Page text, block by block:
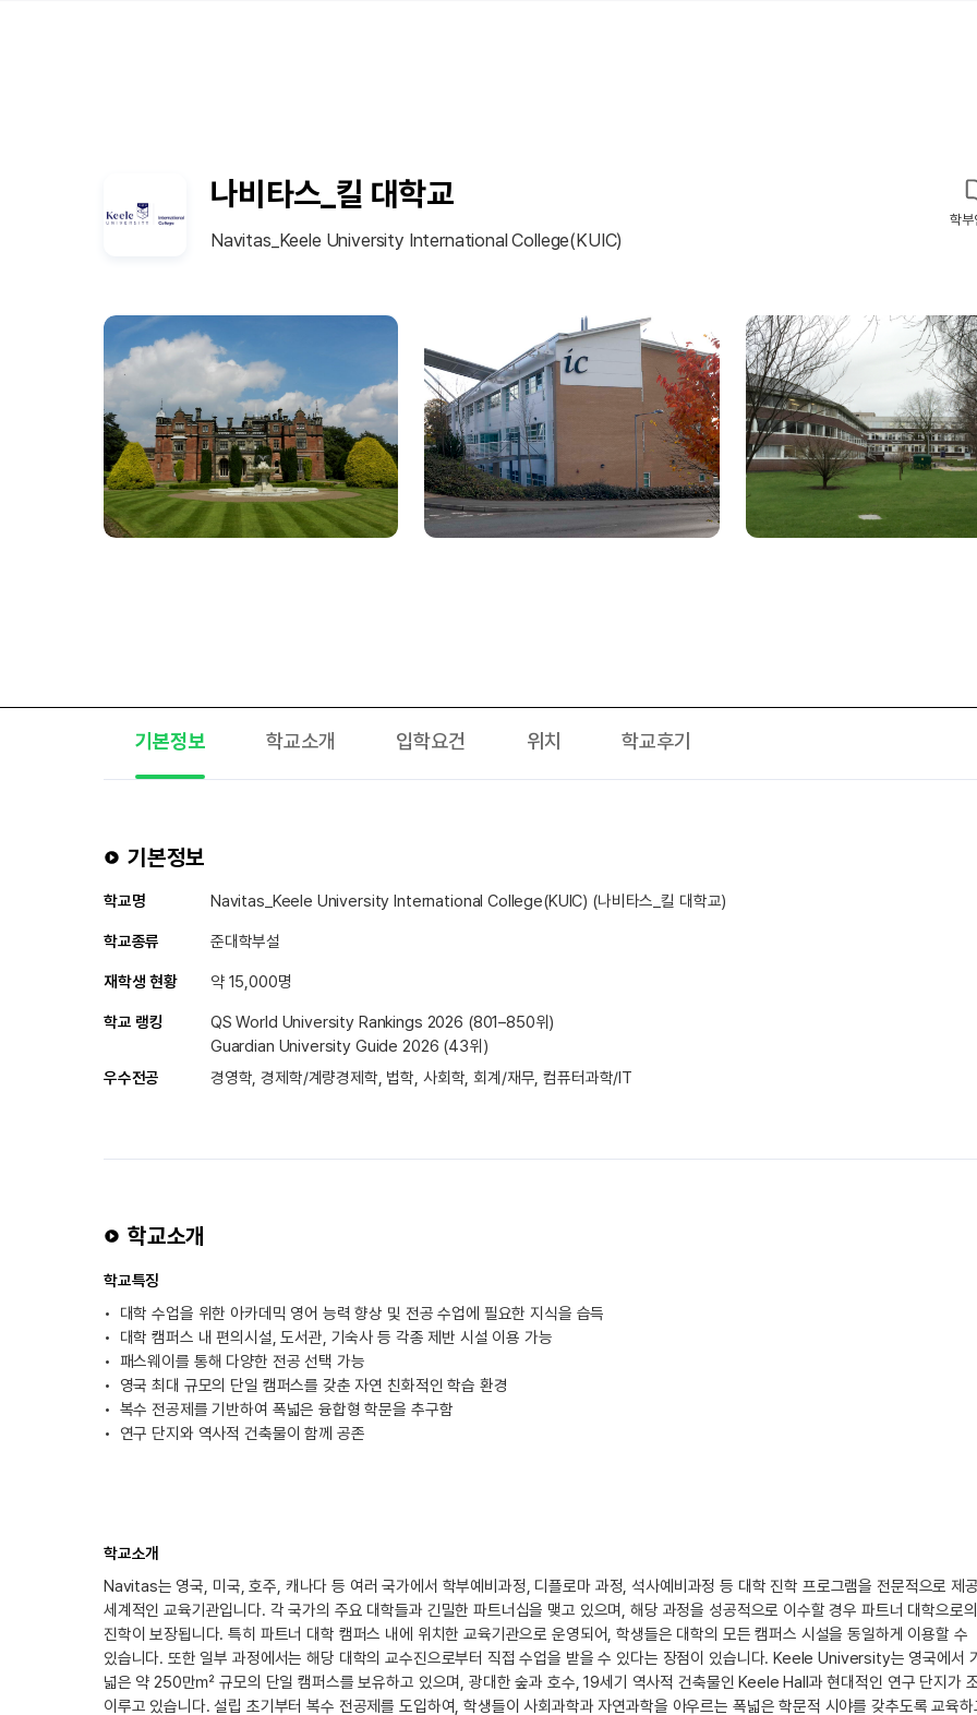
나비타스_킬 대학교
Navitas_Keele University International College(KUIC)
학부
기본정보 학교소개 입학요건 위치 학교후기
기본정보
학교명 Navitas_Keele University International College(KUIC) (나비타스_킬 대학교)
학교종류 준대학부설
재학생 현황 약 15,000명
학교 랭킹
QS World University Rankings 2026 (801–850위)
Guardian University Guide 2026 (43위)
우수전공
경영학, 경제학/계량경제학, 법학, 사회학, 회계/재무, 컴퓨터과학/IT
학교소개
학교특징
대학 수업을 위한 아카데믹 영어 능력 향상 및 전공 수업에 필요한 지식을 습득
대학 캠퍼스 내 편의시설, 도서관, 기숙사 등 각종 제반 시설 이용 가능
패스웨이를 통해 다양한 전공 선택 가능
영국 최대 규모의 단일 캠퍼스를 갖춘 자연 친화적인 학습 환경
복수 전공제를 기반하여 폭넓은 융합형 학문을 추구함
연구 단지와 역사적 건축물이 함께 공존
학교소개
Navitas는 영국, 미국, 호주, 캐나다 등 여러 국가에서 학부예비과정, 디플로마 과정, 석사예비과정 등 대학 진학 프로그램을 전문적으로 제
세계적인 교육기관입니다. 각 국가의 주요 대학들과 긴밀한 파트너십을 맺고 있으며, 해당 과정을 성공적으로 이수할 경우 파트너 대학으로의
진학이 보장됩니다. 특히 파트너 대학 캠퍼스 내에 위치한 교육기관으로 운영되어, 학생들은 대학의 모든 캠퍼스 시설을 동일하게 이용할 수
있습니다. 또한 일부 과정에서는 해당 대학의 교수진으로부터 직접 수업을 받을 수 있다는 장점이 있습니다. Keele University는 영국에서
넓은 약 250만㎡ 규모의 단일 캠퍼스를 보유하고 있으며, 광대한 숲과 호수, 19세기 역사적 건축물인 Keele Hall과 현대적인 연구 단지가
이루고 있습니다. 설립 초기부터 복수 전공제를 도입하여, 학생들이 사회과학과 자연과학을 아우르는 폭넓은 학문적 시야를 갖추도록 교육하